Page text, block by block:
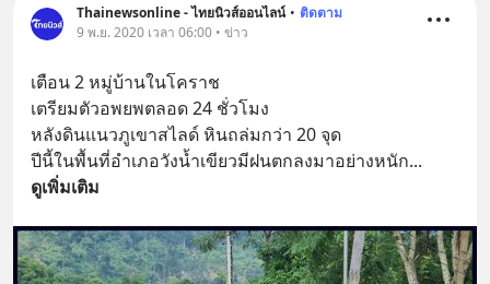
Thainewsonline - ไทยนิวส์ออนไลน์ • ติดตาม
9 พ.ย. 2020 เวลา 06:00 • ข่าว
เตือน 2 หมู่บ้านในโคราช
เตรียมตัวอพยพตลอด 24 ชั่วโมง
หลังดินแนวภูเขาสไลด์ หินถล่มกว่า 20 จุด
ปีนี้ในพื้นที่อำเภอวังน้ำเขียวมีฝนตกลงมาอย่างหนัก...
ดูเพิ่มเติม